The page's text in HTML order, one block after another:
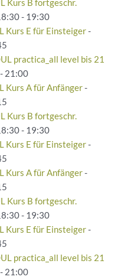
Kurs B fortgeschr.
- 19:30
Kurs E für Einsteiger-
practica_all level bis 21
21:00
Kurs A für Anfänger-
Kurs B fortgeschr.
- 19:30
Kurs E für Einsteiger-
Kurs A für Anfänger-
Kurs B fortgeschr.
- 19:30
Kurs E für Einsteiger-
practica_all level bis 21
21:00